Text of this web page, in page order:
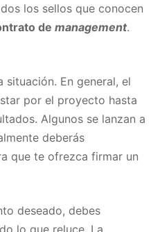
los sellos que conocen
de management.
situación. En general, el
por el proyecto hasta
Algunos se lanzan a
deberás
que te ofrezca firmar un
deseado, debes
lo que reluce. La